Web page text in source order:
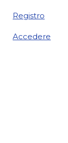
Registro
Accedere